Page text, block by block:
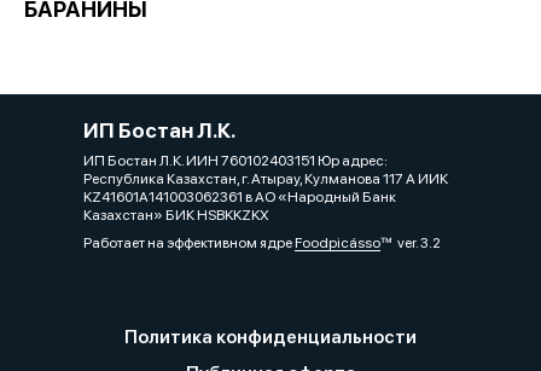
БАРАНИНЫ
ИП Бостан Л.К.
ИП Бостан Л.К. ИИН 760102403151 Юр адрес:
Республика Казахстан, г. Атырау, Кулманова 117 А ИИК
KZ41601A141003062361 в АО «Народный Банк
Казахстан» БИК HSBKKZKX
Работает на эффективном ядреFoodpicássover. 3.2
Политика конфиденциальности